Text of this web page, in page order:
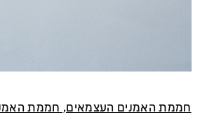
חממת האמנים העצמאים, חממת